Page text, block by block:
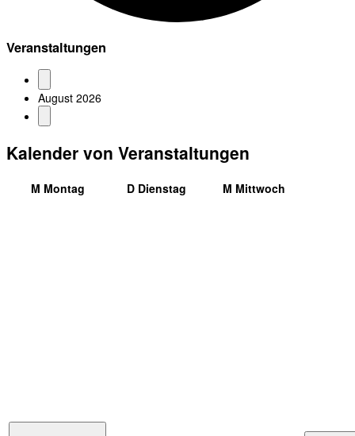
Veranstaltungen
August 2026
Kalender von Veranstaltungen
M Montag D Dienstag M Mittwoch